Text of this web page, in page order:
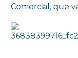
Comercial, que